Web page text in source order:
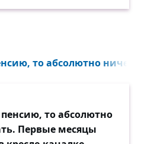
народа,
то многократно
в грязь.
то абсолютно ничего
то абсолютно
Первые месяцы